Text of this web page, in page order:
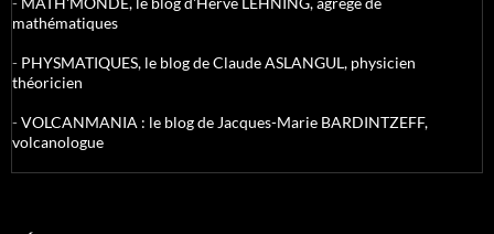
mathématiques
- PHYSMATIQUES, le blog de Claude ASLANGUL, physicien
théoricien
-VOLCANMANIA : le blog de Jacques-Marie BARDINTZEFF,
volcanologue